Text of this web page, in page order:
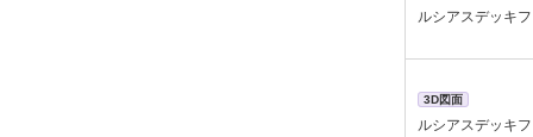
ルシアスデッキ
3D図面
ルシアスデッキ